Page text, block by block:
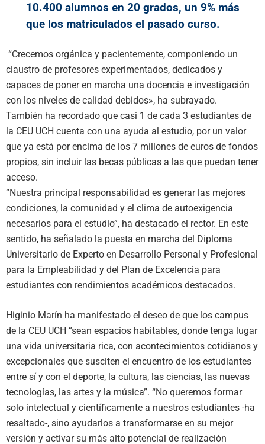
10.400 alumnos en 20 grados, un 9% más
que los matriculados el pasado curso.
“Crecemos orgánica y pacientemente, componiendo un
claustro de profesores experimentados, dedicados y
capaces de poner en marcha una docencia e investigación
con los niveles de calidad debidos», ha subrayado.
También ha recordado que casi 1 de cada 3 estudiantes de
la CEU UCH cuenta con una ayuda al estudio, por un valor
que ya está por encima de los 7 millones de euros de fondos
propios, sin incluir las becas públicas a las que puedan tener
acceso.
“Nuestra principal responsabilidad es generar las mejores
condiciones, la comunidad y el clima de autoexigencia
necesarios para el estudio”, ha destacado el rector. En este
sentido, ha señalado la puesta en marcha del Diploma
Universitario de Experto en Desarrollo Personal y Profesional
para la Empleabilidad y del Plan de Excelencia para
estudiantes con rendimientos académicos destacados.
Higinio Marín ha manifestado el deseo de que los campus
de la CEU UCH “sean espacios habitables, donde tenga lugar
una vida universitaria rica, con acontecimientos cotidianos y
excepcionales que susciten el encuentro de los estudiantes
entre sí y con el deporte, la cultura, las ciencias, las nuevas
tecnologías, las artes y la música”. “No queremos formar
solo intelectual y científicamente a nuestros estudiantes -ha
resaltado-, sino ayudarlos a transformarse en su mejor
versión y activar su más alto potencial de realización